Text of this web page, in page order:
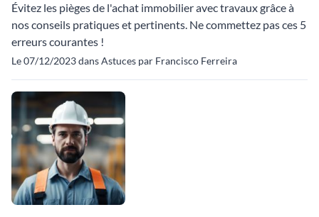
Évitez les pièges de l'achat immobilier avec travaux grâce à
nos conseils pratiques et pertinents. Ne commettez pas ces 5
erreurs courantes !
Le 07/12/2023 dans Astuces par Francisco Ferreira